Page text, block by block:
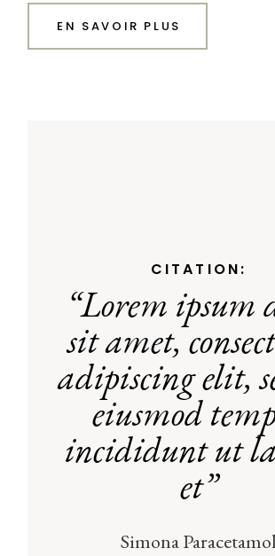
EN SAVOIR PLUS
CITATION:
“Lorem ipsum
sit amet,
adipiscing elit,
eiusmod
incididunt ut
et”
Simona Paracetamol